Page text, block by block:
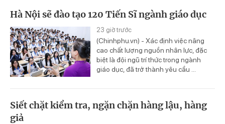
Hà Nội sẽ đào tạo 120 Tiến Sĩ ngành giáo dục
23 giờ trước
(Chinhphu.vn) - Xác định việc nâng
cao chất lượng nguồn nhân lực, đặc
biệt là đội ngũ trí thức trong ngành
giáo dục, đã trở thành yêu cầu ...
Siết chặt kiểm tra, ngặn chặn hàng lậu, hàng
giả